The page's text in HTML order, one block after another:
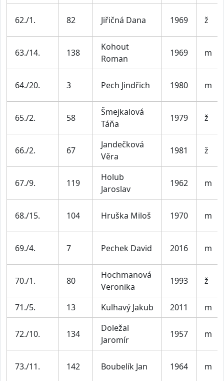
62./1. 82 Jiřičná Dana 1969 ž
63./14. 138
Kohout
Roman
1969 m
64./20. 3 Pech Jindřich 1980 m
65./2. 58
Šmejkalová
Táňa
1979 ž
66./2. 67
Jandečková
Věra
1981 ž
67./9. 119
Holub
Jaroslav
1962 m
68./15. 104 Hruška Miloš 1970 m
69./4. 7 Pechek David 2016 m
70./1. 80
Hochmanová
Veronika
1993 ž
71./5. 13 Kulhavý Jakub 2011 m
72./10. 134
Doležal
Jaromír
1957 m
73./11. 142 Boubelík Jan 1964 m